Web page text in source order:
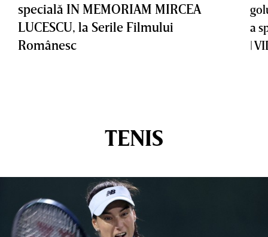
specială IN MEMORIAM MIRCEA
LUCESCU, la Serile Filmului
Românesc
a
|
TENIS